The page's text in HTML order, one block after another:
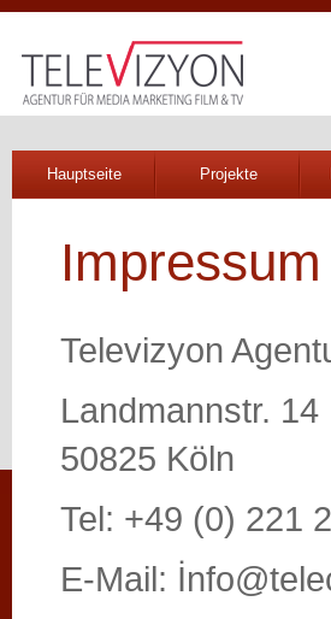
Hauptseite Projekte
Impressum
Televizyon
Landmannstr. 14
50825 Köln
Tel: +49 (0) 221
E-Mail: